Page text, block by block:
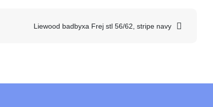
Liewood badbyxa Frej stl 56/62, stripe navy